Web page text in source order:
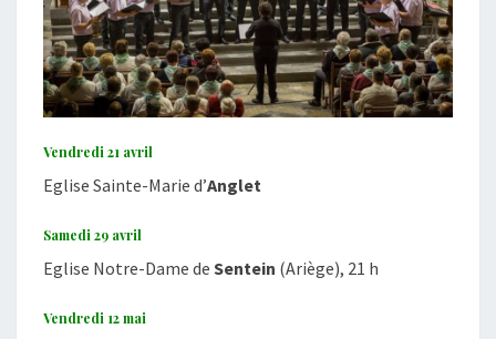
Vendredi 21 avril
Eglise Sainte-Marie d’Anglet
Samedi 29 avril
Eglise Notre-Dame de Sentein (Ariège), 21 h
Vendredi 12 mai